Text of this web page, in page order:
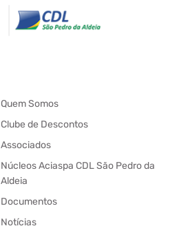
Quem Somos
Clube de Descontos
Associados
Núcleos Aciaspa CDL São Pedro da
Aldeia
Documentos
Notícias